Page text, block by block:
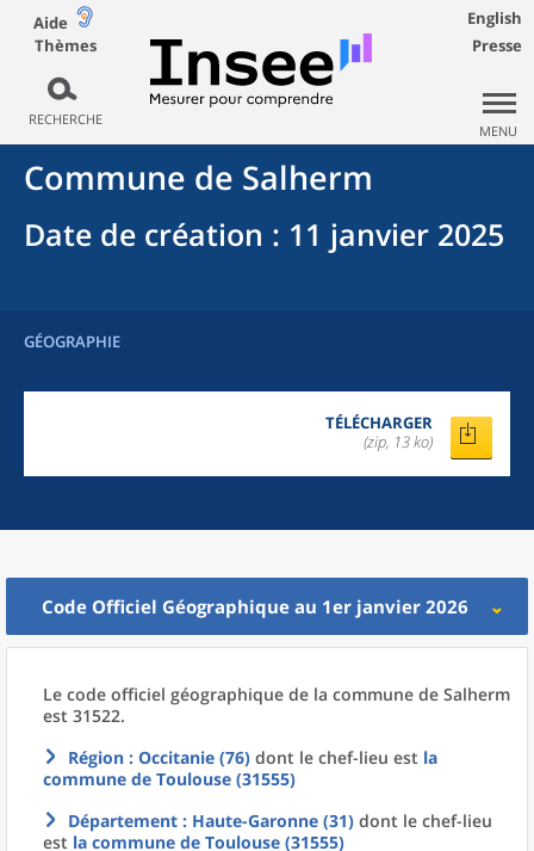
Aide
Thèmes
RECHERCHE
English
Presse
MENU
Commune de Salherm
Date de création : 11 janvier 2025
GÉOGRAPHIE
TÉLÉCHARGER
(zip, 13 ko)
Code Officiel Géographique au 1er janvier 2026
Le code officiel géographique de la commune de Salherm
est 31522.
Région : Occitanie (76) dont le chef-lieu est la
commune de Toulouse (31555)
Département : Haute-Garonne (31) dont le chef-lieu
est la commune de Toulouse (31555)